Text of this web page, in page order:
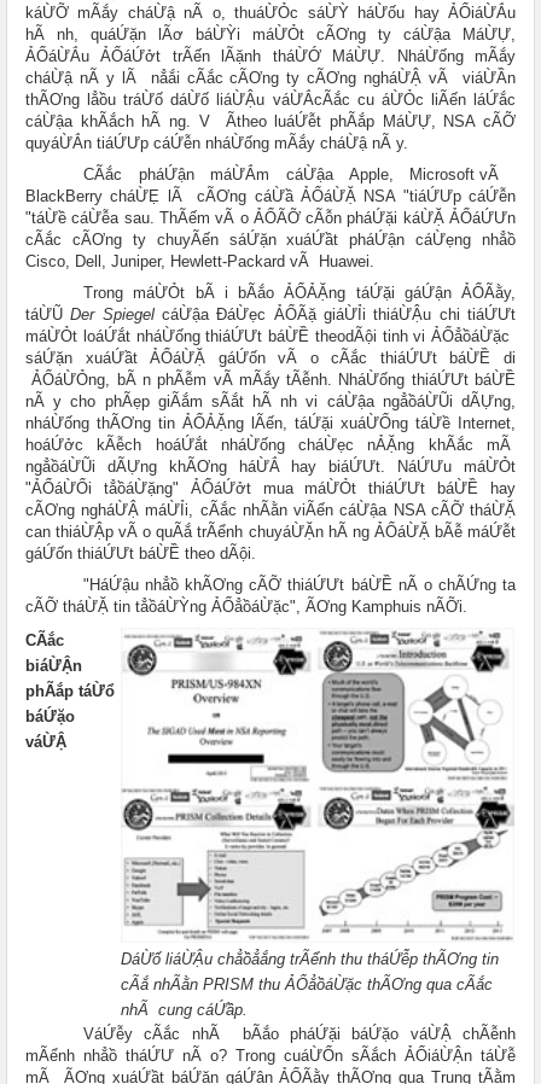
káỪỠ mÃắy cháỪậ nÃ o, thuáỪỎc sáỪỲ háỪốu hay ẢỔiáỪẮu
hÃ nh, quáỨặn lÃơ báỪỲi máỪỎt cÃƠng ty cáỪậa MáỪỰ,
ẢỔáỪẮu ẢỔáỨởt trÃến lÃặnh tháỪỚ MáỪỰ. NháỪống mÃắy
cháỪậ nÃ y lÃ nẳắi cÃắc cÃƠng ty cÃƠng ngháỪẬ vÃ viáỪẦn
thÃƠng lẳồu tráỪố dáỪố liáỪẬu váỪẮ
cÃắc cu áỪỎc liÃến láỨắc
cáỪậa khÃắch hÃ ng. V
Ãtheo luáỨễt phÃắp MáỪỰ, NSA cÃỠ
quyáỪẮn tiáỨƯp cáỨễn nháỪống mÃắy cháỪậ nÃ y.
CÃắc pháỨận máỪẮm cáỪậa Apple, Microsoft
BlackBerry cháỪẸ lÃ cÃƠng cáỪầ ẢỔáỪẶ NSA "tiáỨƯp cáỨễn
táỪề cáỪễa sau". ThÃếm vÃ o ẢỔÃỠ cÃỗn pháỨặi káỪẶ ẢỔáỨƯn
cÃắc cÃƠng ty chuyÃến sáỨặn xuáỨầt pháỨận cáỪẹng nhẳồ
Cisco, Dell, Juniper, Hewlett-Packard vÃ Huawei.
Trong máỪỎt bÃ i bÃắo ẢỔẢẶng táỨặi gáỨận ẢỔÃằy,
táỪŨDer SpiegelcáỪậa ĐáỪẹc ẢỔÃặ giáỪỈi thiáỪẬu chi tiáỨƯt
máỪỎt loáỨắt nháỪống thiáỨƯt báỪỀ theodÃội tinh vi ẢỔẳồáỪặc
sáỨặn xuáỨầt ẢỔáỪẶ gáỨốn vÃ o cÃắc thiáỨƯt báỪỀ di
ẢỔáỪỎng, bÃ n phÃễm vÃmÃắy tÃễnh. NháỪống thiáỨƯt báỪỀ
nÃ y cho phÃẹp giÃắm sÃắt hÃ nh vi cáỪậa ngẳồáỪŨi dÃỰng,
nháỪống thÃƠng tin ẢỔẢẶng lÃến, táỨặi xuáỪỔng táỪề Internet,
hoáỨởc kÃễch hoáỨắt nháỪống cháỪẹc nẢẶng khÃắc mÃ
ngẳồáỪŨi dÃỰng khÃƠng háỪẮ hay biáỨƯt. NáỨƯu máỪỎt
"ẢỔáỪỔi tẳồáỪặng" ẢỔáỨởt mua máỪỎt thiáỨƯt báỪỀ hay
cÃƠng ngháỪẬ máỪỈi, cÃắc nhÃằn viÃến cáỪậa NSA cÃỠ tháỪẶ
can thiáỪẬp vÃ o quÃắ trÃểnh chuyáỪẶn hÃ ng ẢỔáỪẶ bÃễ máỨễt
gáỨốn thiáỨƯt báỪỀ theo dÃội.
"HáỨậu nhẳồ khÃƠng cÃỠ thiáỨƯt báỪỀ nÃ o chÃỨng ta
cÃỠ tháỪẶ tin tẳồáỪỲng ẢỔẳồáỪặc", ÃƠng Kamphuis nÃỠi.
DáỪố liáỪẬu chẳồẳắng trÃểnh thu tháỨễp thÃƠng tin
cÃắ nhÃằn PRISM thu ẢỔẳồáỪặc thÃƠng qua cÃắc
nhÃ cung cáỨầp.
CÃắc
biáỪẬn
phÃắp táỪổ
báỨặo
váỪẬ
VáỨễy cÃắc nhÃ bÃắo pháỨặi báỨặo váỪẬ chÃễnh
mÃểnh nhẳồ tháỨƯ nÃ o? Trong cuáỪỔn sÃắch ẢỔiáỪẬn táỪễ
mÃ ÃƠng xuáỨầt báỨặn gáỨận ẢỔÃằy thÃƠng qua Trung tÃằm